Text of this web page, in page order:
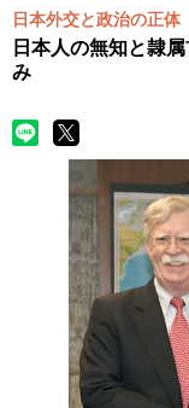
日本外交と政治の正体
日本人の無知と隷
み